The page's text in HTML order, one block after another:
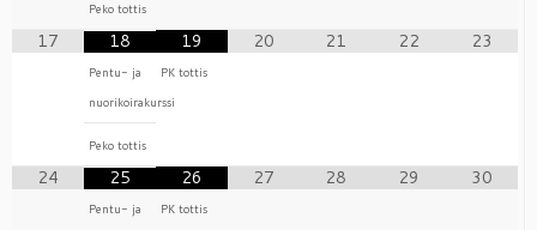
Peko tottis
17 18
Pentu- ja
nuorikoirakurssi
Peko tottis
19
PK tottis
20 21 22 23
24 25
Pentu- ja
26
PK tottis
27 28 29 30